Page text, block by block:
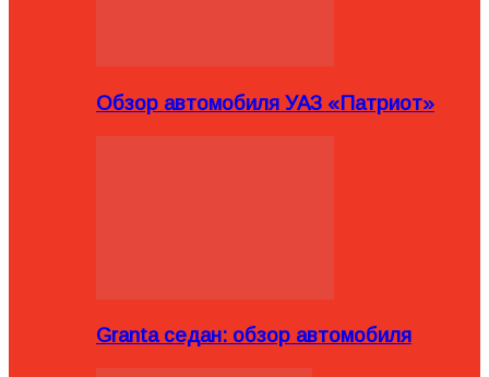
Обзор автомобиля УАЗ «Патриот»
Granta седан: обзор автомобиля